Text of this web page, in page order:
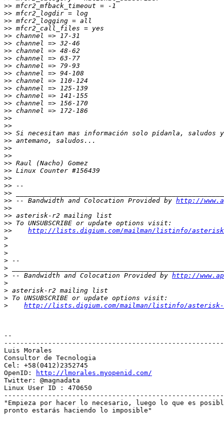
>>
>>
>>
>>
>>
>>
>>
>>
>>
>>
>>
>>
>>
>>
>>
>>
>>
>>
>>
>>
>>
>>
>>
>>
>>
>>
>> -- Bandwidth and Colocation Provided by http://
>>
>>
>>
>>
http://lists.digium.com/mailman/listinfo/
>
>
>
>
>
> -- Bandwidth and Colocation Provided by http://
>
>
>
>
http://lists.digium.com/mailman/listinfo/
--
Luis Morales
Consultor de Tecnologia
Cel: +58(0412)2352745
OpenID:
http://lmorales.myopenid.com/
Twitter: @magnadata
Linux User ID : 470650
"Empieza por hacer lo necesario, luego lo que es
pronto estarás haciendo lo imposible"